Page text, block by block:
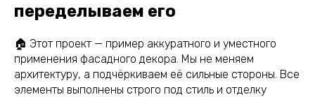
переделываем его
🏠 Этот проект — пример аккуратного и уместного
применения фасадного декора. Мы не меняем
архитектуру, а подчёркиваем её сильные стороны. Все
элементы выполнены строго под стиль и отделку